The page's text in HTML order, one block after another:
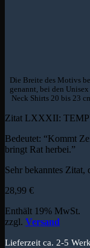
Die Breite des Motivs
genannt, bei den
Neck Shirts 20 bis 23
Zitat LXXXII:
Bedeutet: “Kommt
bringt Rat herbei.”
Sehr bekanntes Zitat,
28,99 €
Enthält 19% MwSt.
zzgl. Versand
Lieferzeit ca. 2-5